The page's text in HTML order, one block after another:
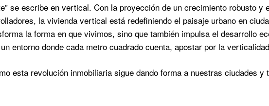
se escribe en vertical. Con la proyección de un crecimiento robusto y
la vivienda vertical está redefiniendo el paisaje urbano en
la forma en que vivimos, sino que también impulsa el desarrollo
entorno donde cada metro cuadrado cuenta, apostar por la
esta revolución inmobiliaria sigue dando forma a nuestras ciudades y